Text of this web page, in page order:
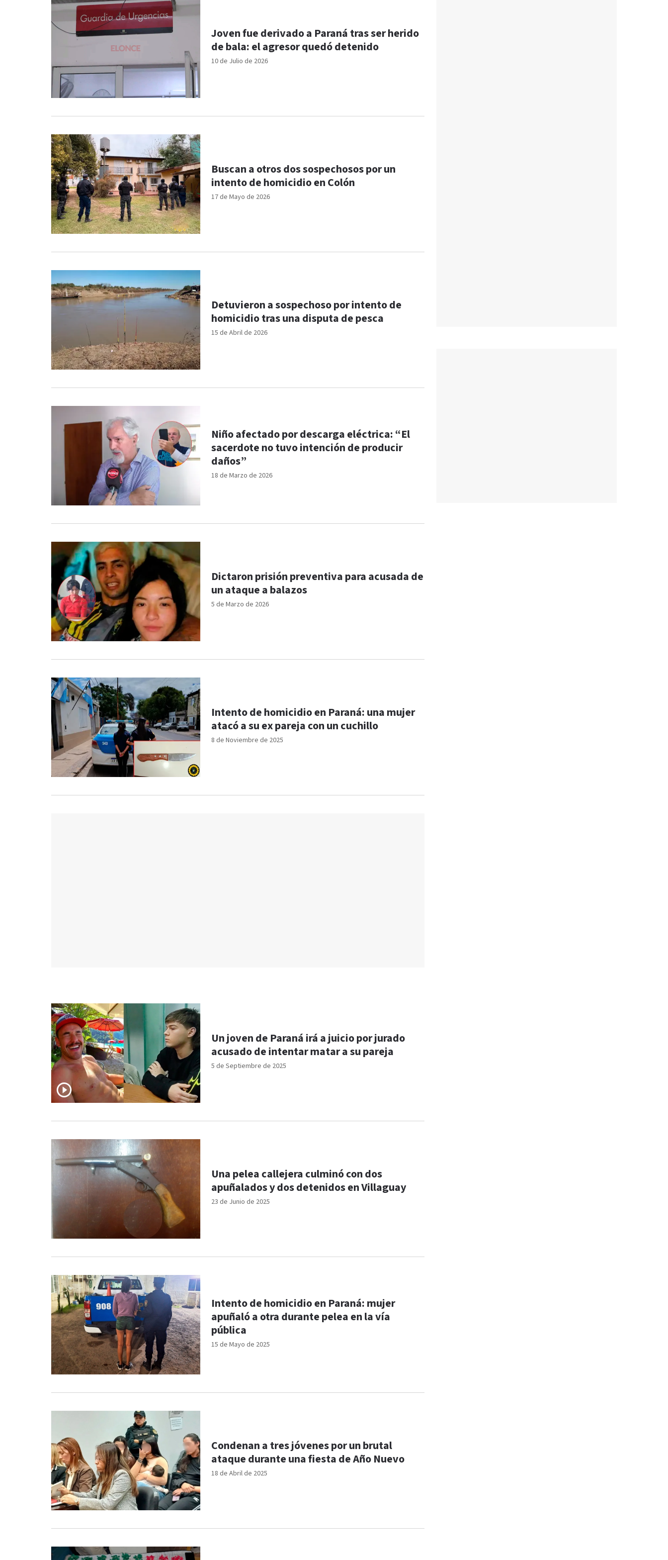
10 de Julio de 2026
Joven fue derivado a Paraná tras ser herido
de bala: el agresor quedó detenido
17 de Mayo de 2026
Buscan a otros dos sospechosos por un
intento de homicidio en Colón
15 de Abril de 2026
Detuvieron a sospechoso por intento de
homicidio tras una disputa de pesca
18 de Marzo de 2026
Niño afectado por descarga eléctrica: “El
sacerdote no tuvo intención de producir
daños”
5 de Marzo de 2026
Dictaron prisión preventiva para acusada de
un ataque a balazos
8 de Noviembre de 2025
Intento de homicidio en Paraná: una mujer
atacó a su ex pareja con un cuchillo
5 de Septiembre de 2025
Un joven de Paraná irá a juicio por jurado
acusado de intentar matar a su pareja
23 de Junio de 2025
Una pelea callejera culminó con dos
apuñalados y dos detenidos en Villaguay
15 de Mayo de 2025
Intento de homicidio en Paraná: mujer
apuñaló a otra durante pelea en la vía
pública
18 de Abril de 2025
Condenan a tres jóvenes por un brutal
ataque durante una fiesta de Año Nuevo